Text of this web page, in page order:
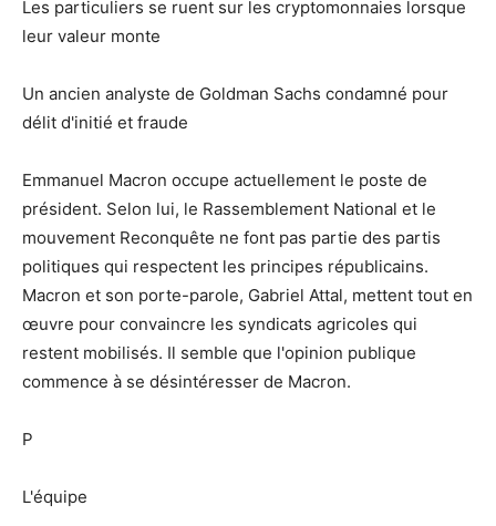
Les particuliers se ruent sur les cryptomonnaies lorsque
leur valeur monte
Un ancien analyste de Goldman Sachs condamné pour
délit d'initié et fraude
Emmanuel Macron occupe actuellement le poste de
président. Selon lui, le Rassemblement National et le
mouvement Reconquête ne font pas partie des partis
politiques qui respectent les principes républicains.
Macron et son porte-parole, Gabriel Attal, mettent tout en
œuvre pour convaincre les syndicats agricoles qui
restent mobilisés. Il semble que l'opinion publique
commence à se désintéresser de Macron.
P
L'équipe